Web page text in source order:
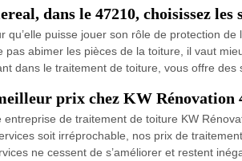
dans le 47210, choisissez
qu’elle puisse jouer son rôle de protection
pas abimer les pièces de la toiture, il vaut
dans le traitement de toiture, vous offre
prix chez KW Rénovation
de traitement de toiture KW
soit irréprochable, nos prix de
ne cessent de s’améliorer et restent